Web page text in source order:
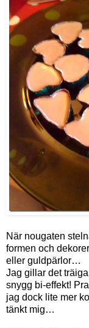
När nougaten
formen och
eller guldpärlor…
Jag gillar det
snygg bi-effekt!
jag dock lite mer
tänkt mig…